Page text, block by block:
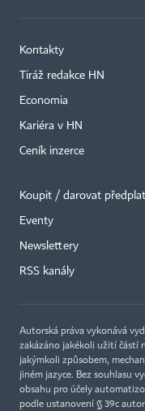
Kontakty
Tiráž redakce HN
Economia
Kariéra v HN
Ceník inzerce
Koupit / darovat
Eventy
Newslettery
RSS kanály
Autorská práva vykonává
zakázáno jakékoli užití částí
jakýmkoli způsobem,
jiném jazyce. Bez souhlasu
obsahu pro účely
podle ustanovení § 39c